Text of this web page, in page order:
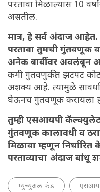
परतावा मिळाल्यास 10
असतील.
मात्र, हे सर्व अंदाज
परतावा तुमची गुंतवणूक
अनेक बाबींवर अवलंबून
कमी गुंतवणुकीत झटपट
अशक्य आहे. त्यामुळे
घेऊनच गुंतवणूक करायला
तुम्ही एसआयपी
गुंतवणूक कालावधी व
मिळावा म्हणून
परताव्याचा अंदाज बांधू
म्युच्युअल फंड